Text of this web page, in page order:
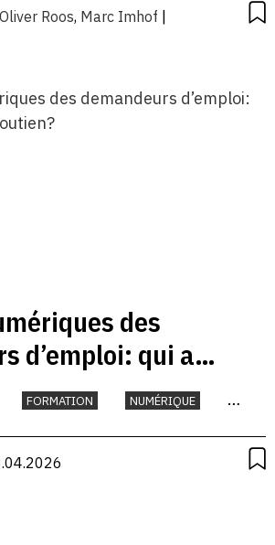
Oliver Roos, Marc Imhof |
des
d’emploi: qui a
FORMATION
NUMÉRIQUE